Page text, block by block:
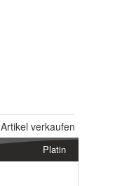
Artikel verkaufen
Platin